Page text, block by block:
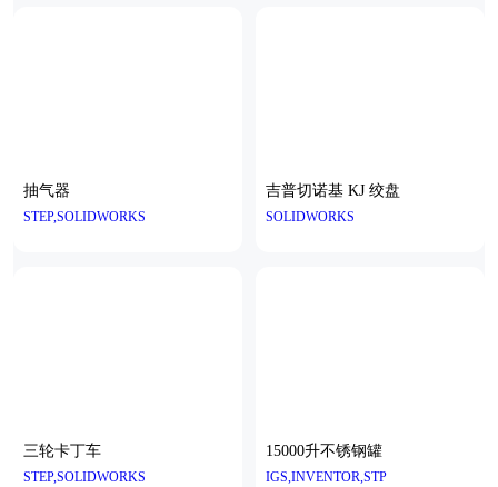
抽气器
STEP,SOLIDWORKS
吉普切诺基 KJ 绞盘
SOLIDWORKS
三轮卡丁车
STEP,SOLIDWORKS
15000升不锈钢罐
IGS,INVENTOR,STP